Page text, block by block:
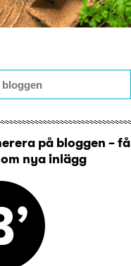
på bloggen – få
nya inlägg